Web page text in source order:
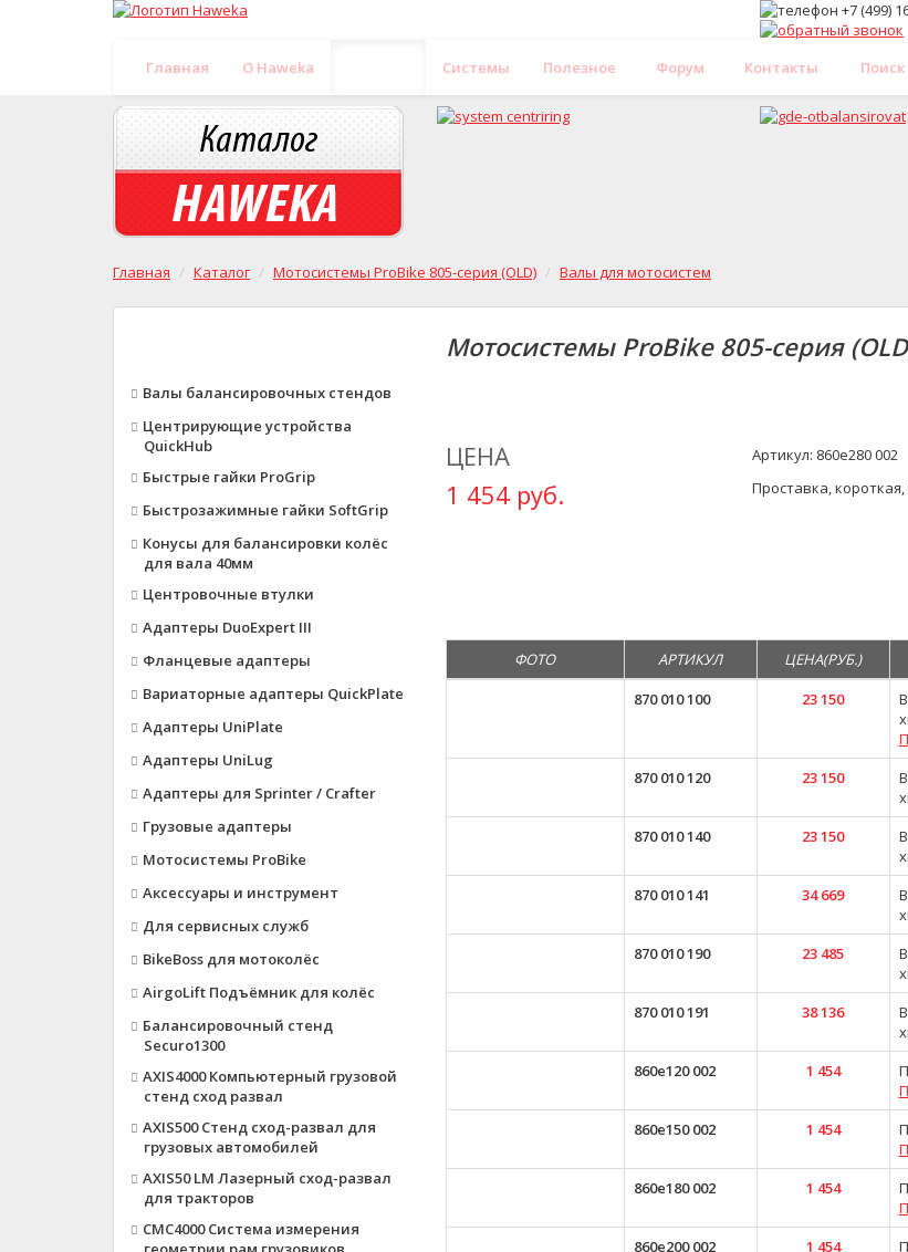
Главная O Haweka Системы Полезное Форум Контакты Поиск
Главная Каталог Мотосистемы ProBike 805-серия (OLD) Валы для мотосистем
Валы балансировочных стендов
Центрирующие устройства
QuickHub
Быстрые гайки ProGrip
Быстрозажимные гайки SoftGrip
Конусы для балансировки колёс
для вала 40мм
Центровочные втулки
Адаптеры DuoExpert III
Фланцевые адаптеры
Вариаторные адаптеры QuickPlate
Адаптеры UniPlate
Адаптеры UniLug
Адаптеры для Sprinter / Crafter
Грузовые адаптеры
Мотосистемы ProBike
Аксессуары и инструмент
Для сервисных служб
BikeBoss для мотоколёс
AirgoLift Подъёмник для колёс
Балансировочный стенд
Securo1300
AXIS4000 Компьютерный грузовой
стенд сход развал
AXIS500 Стенд сход-развал для
грузовых автомобилей
AXIS50 LM Лазерный сход-развал
для тракторов
CMC4000 Система измерения
Мотосистемы ProBike 805-серия
ЦЕНА
1 454 руб.
Артикул: 860e280 002
Проставка,
ФОТО АРТИКУЛ ЦЕНА(РУБ.)
870 010 100
23 150
870 010 120
23 150
870 010 140
23 150
870 010 141
34 669
870 010 190
23 485
870 010 191
38 136
860e120 002
1 454
860e150 002
1 454
860e180 002
1 454
860e200 002
1 454